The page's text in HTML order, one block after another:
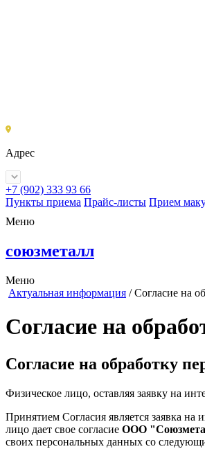
Адрес
+7 (902) 333 93 66
Пункты приема Прайс-листы Прием
Меню
союзметалл
Меню
Актуальная информация /Согласие на
Согласие на
Согласие на обработку
Физическое лицо, оставляя заявку на
Принятием Согласия является заявка на
лицо дает свое согласие ООО
своих персональных данных со